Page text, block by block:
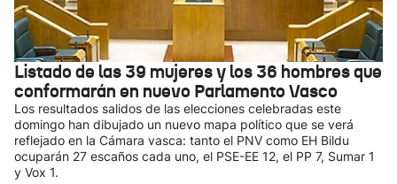
Listado de las 39 mujeres y los 36 hombres que
conformarán en nuevo Parlamento Vasco
Los resultados salidos de las elecciones celebradas este
domingo han dibujado un nuevo mapa político que se verá
reflejado en la Cámara vasca: tanto el PNV como EH Bildu
ocuparán 27 escaños cada uno, el PSE-EE 12, el PP 7, Sumar 1
y Vox 1.